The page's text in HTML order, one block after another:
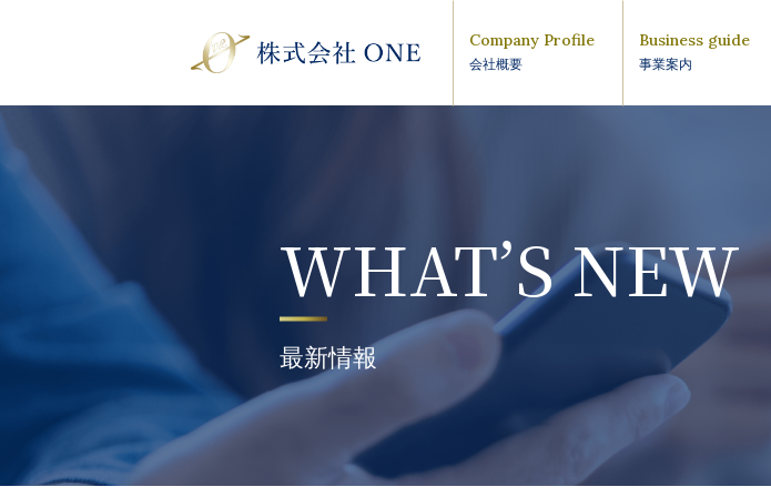
Company Profile
会社概要
Business guide
事業案内
WHAT’S NEW
最新情報